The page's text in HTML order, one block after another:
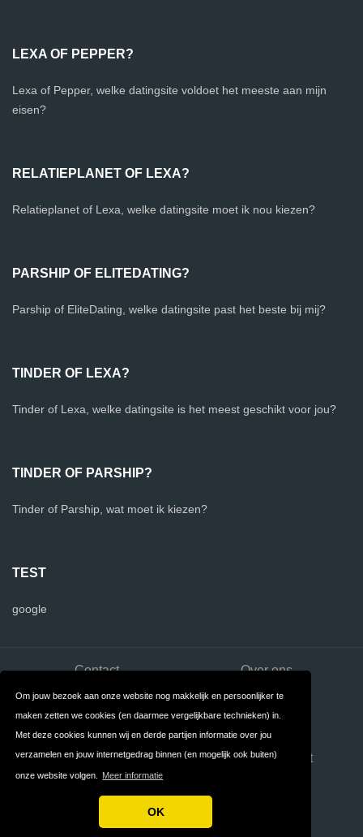
Om jouw bezoek aan onze website nog makkelijk en persoonlijker te
maken zetten we cookies (en daarmee vergelijkbare technieken) in.
Met deze cookies kunnen wij en derde partijen informatie over jou
verzamelen en jouw internetgedrag binnen (en mogelijk ook buiten)
onze website volgen. Meer informatie
OK
LEXA OF PEPPER?
Lexa of Pepper, welke datingsite voldoet het meeste aan mijn
eisen?
RELATIEPLANET OF LEXA?
Relatieplanet of Lexa, welke datingsite moet ik nou kiezen?
PARSHIP OF ELITEDATING?
Parship of EliteDating, welke datingsite past het beste bij mij?
TINDER OF LEXA?
Tinder of Lexa, welke datingsite is het meest geschikt voor jou?
TINDER OF PARSHIP?
Tinder of Parship, wat moet ik kiezen?
TEST
google
Contact Over ons
Privacy Algemene
Voorwaarden
FAQ Dating overzicht
Copyright © 2026 Dating Sites Vergelijken